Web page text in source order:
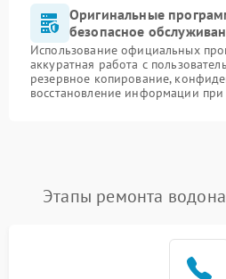
Оригинальные
безопасное
Использование официальных
аккуратная работа с
резервное копирование,
восстановление информации
Этапы ремонта